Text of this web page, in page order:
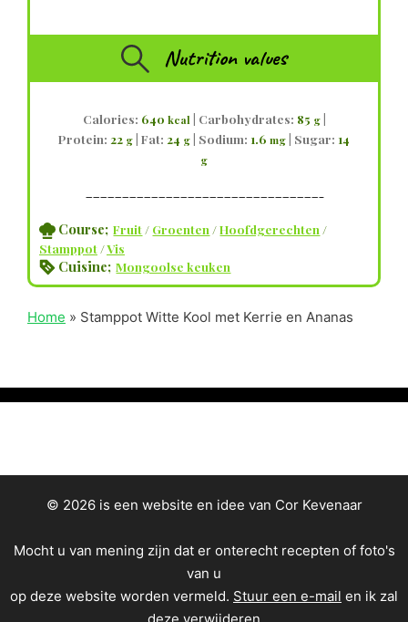
Nutrition values
Calories: 640 kcal Carbohydrates: 85 g|
Protein: 22 g Fat: 24 g Sodium: 1.6 mg Sugar: 14
g
————————————————————————————————–
Course; Fruit / Groenten /Hoofdgerechten /
Stamppot /Vis
Cuisine; Mongoolse keuken
Home » Stamppot Witte Kool met Kerrie en Ananas
© 2026 is een website en idee van Cor Kevenaar
Mocht u van mening zijn dat er onterecht recepten of foto's
van u
op deze website worden vermeld. Stuur een e-mail en ik zal
deze verwijderen